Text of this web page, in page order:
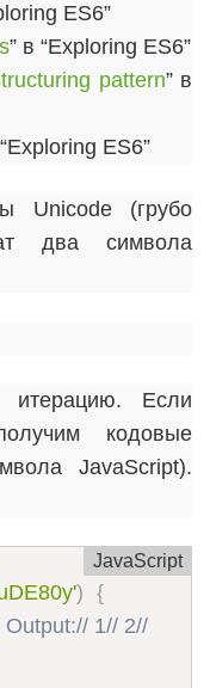
ES6”
” в “Exploring ES6”
pattern” в
ES6”
Unicode (грубо
два символа
итерацию. Если
кодовые
JavaScript).
JavaScript
) {
Output:// 1// 2//